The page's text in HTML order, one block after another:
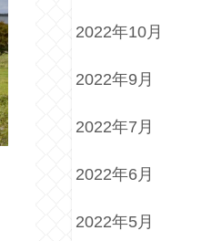
2022年10月
2022年9月
2022年7月
2022年6月
2022年5月